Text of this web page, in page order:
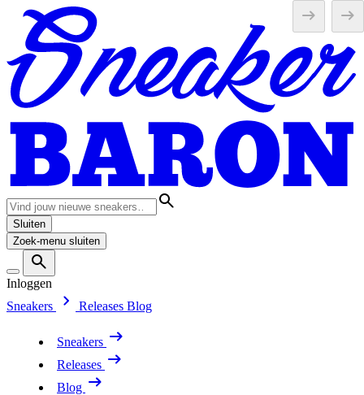
Sluiten
Zoek-menu sluiten
Inloggen
Sneakers
Releases Blog
Sneakers
Releases
Blog